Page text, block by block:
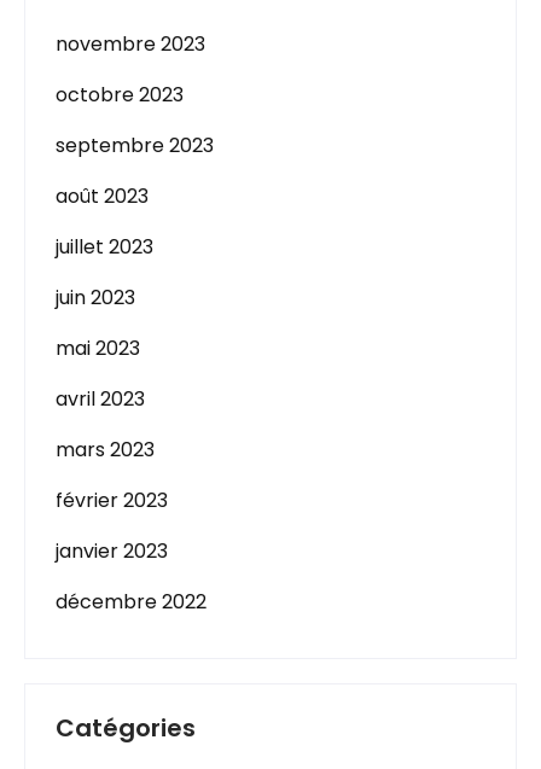
novembre 2023
octobre 2023
septembre 2023
août 2023
juillet 2023
juin 2023
mai 2023
avril 2023
mars 2023
février 2023
janvier 2023
décembre 2022
Catégories